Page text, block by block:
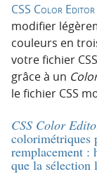
i
p
a
l
e
CSS Color Editor
modifier
couleurs en
votre fichier
grâce à un
le fichier CSS
CSS Color
colorimétriques
remplacement
que la sélection